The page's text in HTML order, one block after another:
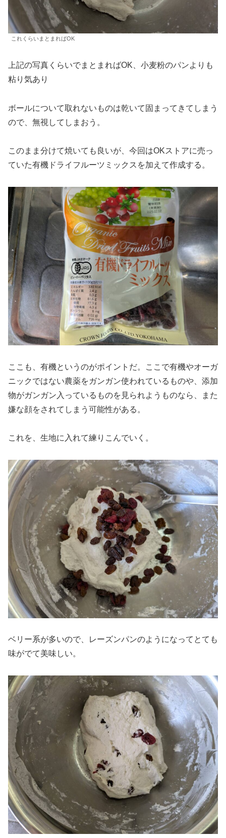
これくらいまとまればOK
上記の写真くらいでまとまればOK、小麦粉のパンよりも
粘り気あり
ボールについて取れないものは乾いて固まってきてしまう
ので、無視してしまおう。
このまま分けて焼いても良いが、今回はOKストアに売っ
ていた有機ドライフルーツミックスを加えて作成する。
ここも、有機というのがポイントだ。ここで有機やオーガ
ニックではない農薬をガンガン使われているものや、添加
物がガンガン入っているものを見られようものなら、また
嫌な顔をされてしまう可能性がある。
これを、生地に入れて練りこんでいく。
ベリー系が多いので、レーズンパンのようになってとても
味がでて美味しい。